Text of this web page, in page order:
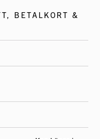
BETALKORT &